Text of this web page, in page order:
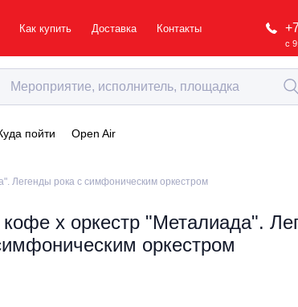
Как купить Доставка Контакты
с
пойти Open Air
Легенды рока с симфоническим оркестром
х оркестр "Металиада".
оркестром